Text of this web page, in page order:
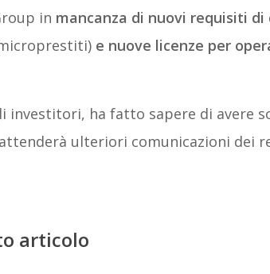
in mancanza di nuovi requisiti di
e nuove licenze per
investitori, ha fatto sapere di avere
ulteriori comunicazioni dei
articolo